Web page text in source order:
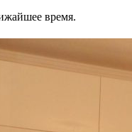
время.